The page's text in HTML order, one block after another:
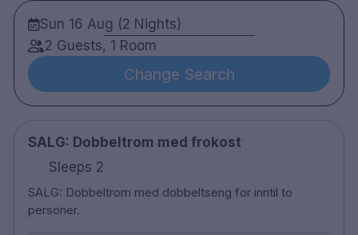
480 rom
Dobbeltrom
Bad med dusj
Skrivebord
Vannkoker
Strykejern / strykebrett ved forespørsel
Minibar
Bar
Treningsrom
Sun 16 Aug (2 Nights)
2 Guests, 1 Room
Change Search
SALG: Dobbeltrom med frokost
Sleeps 2
SALG: Dobbeltrom med dobbeltseng for inntil to
personer.